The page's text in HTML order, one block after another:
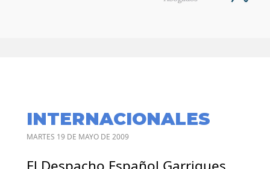
INTERNACIONALES
MARTES 19 DE MAYO DE 2009